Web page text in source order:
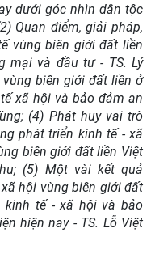
dưới góc nhìn dân tộc
Quan điểm, giải pháp,
vùng biên giới đất liền
mại và đầu tư - TS. Lý
biên giới đất liền ở
xã hội và bảo đảm an
(4) Phát huy vai trò
phát triển kinh tế - xã
biên giới đất liền Việt
(5) Một vài kết quả
hội vùng biên giới đất
kinh tế - xã hội và bảo
hiện nay - TS. Lỗ Việt